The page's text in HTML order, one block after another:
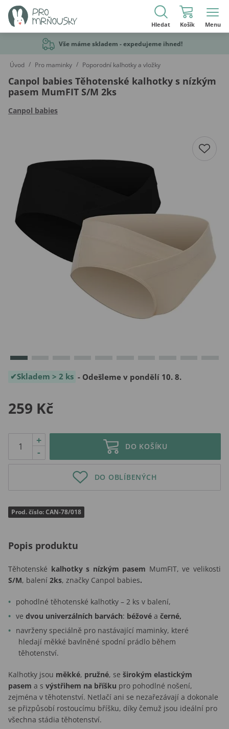
Hledat Košík Menu
Vše máme skladem - expedujeme ihned!
Úvod / Pro maminky / Poporodní kalhotky a vložky
Canpol babies Těhotenské kalhotky s nízkým
pasem MumFIT S/M 2ks
Canpol babies
Skladem > 2 ks - Odešleme v pondělí 10. 8.
259 Kč
-
+
DO KOŠÍKU
DO OBLÍBENÝCH
Prod. číslo: CAN-78/018
Popis produktu
Těhotenské kalhotky s nízkým pasem MumFIT, ve velikosti
S/M, balení 2ks, značky Canpol babies.
pohodlné těhotenské kalhotky – 2 ks v balení,
ve dvou univerzálních barvách: béžové a černé,
navrženy speciálně pro nastávající maminky, které
hledají měkké bavlněné spodní prádlo během
těhotenství.
Kalhotky jsou měkké, pružné, se širokým elastickým
pasem a s výstřihem na bříšku pro pohodlné nošení,
zejména v těhotenství. Netlačí ani se nezařezávají a dokonale
se přizpůsobí rostoucímu bříšku, díky čemuž jsou ideální pro
všechna stádia těhotenství.